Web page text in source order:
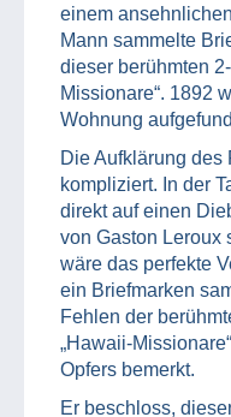
einem
Mann sammelte
dieser berühmten
Missionare“. 1892
Wohnung
Die Aufklärung
kompliziert. In der
direkt auf einen
von Gaston Leroux
wäre das perfekte
ein Briefmarken
Fehlen der
„Hawaii-
Opfers bemerkt.
Er beschloss,